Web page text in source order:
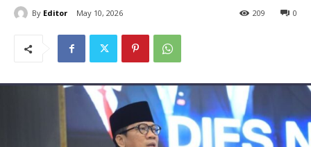
By Editor May 10, 2026 0
209